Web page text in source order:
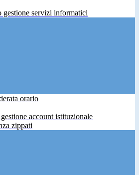
gestione servizi informatici
orario
account istituzionale
zippati